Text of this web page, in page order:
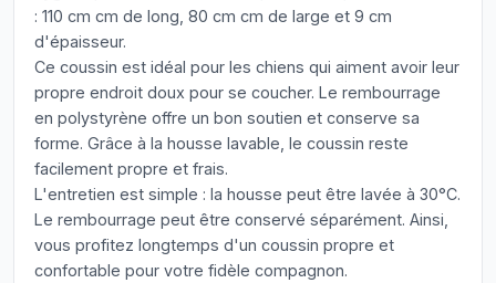
: 110 cm cm de long, 80 cm cm de large et 9 cm
d'épaisseur.
Ce coussin est idéal pour les chiens qui aiment avoir leur
propre endroit doux pour se coucher. Le rembourrage
en polystyrène offre un bon soutien et conserve sa
forme. Grâce à la housse lavable, le coussin reste
facilement propre et frais.
L'entretien est simple : la housse peut être lavée à 30°C.
Le rembourrage peut être conservé séparément. Ainsi,
vous profitez longtemps d'un coussin propre et
confortable pour votre fidèle compagnon.